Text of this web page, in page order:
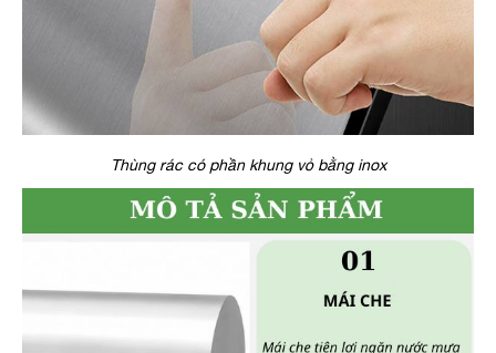
Thùng rác có phần khung vỏ bằng inox